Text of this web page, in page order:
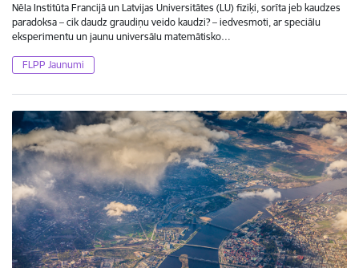
Nēla Institūta Francijā un Latvijas Universitātes (LU) fiziķi, sorīta jeb kaudzes
paradoksa – cik daudz graudiņu veido kaudzi? – iedvesmoti, ar speciālu
eksperimentu un jaunu universālu matemātisko…
FLPP Jaunumi